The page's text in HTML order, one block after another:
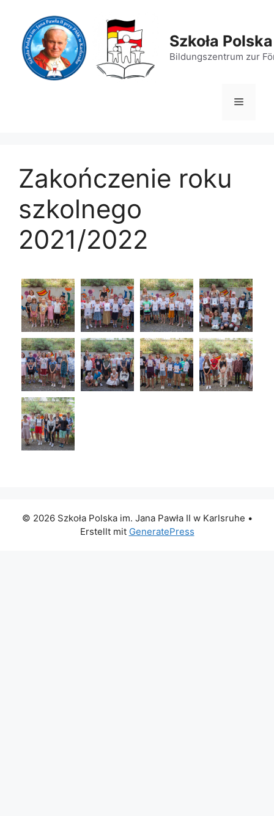
springen
Szkoła
Bildungszentrum zur
Menü
Zakończenie roku
szkolnego
2021/2022
© 2026 Szkoła Polska im. Jana Pawła II w Karlsruhe •
Erstellt mit GeneratePress